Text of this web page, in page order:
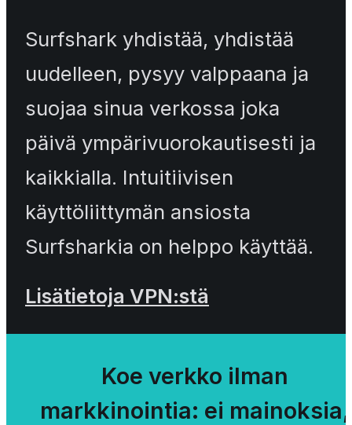
Surfshark yhdistää, yhdistää
uudelleen, pysyy valppaana ja
suojaa sinua verkossa joka
päivä ympärivuorokautisesti ja
kaikkialla. Intuitiivisen
käyttöliittymän ansiosta
Surfsharkia on helppo käyttää.
Lisätietoja VPN:stä
Koe verkko ilman
markkinointia: ei mainoksia,